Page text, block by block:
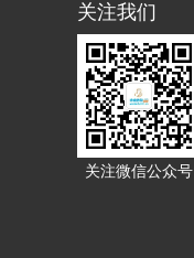
关注我们
关注微信公众号